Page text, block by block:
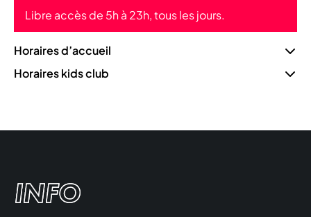
Libre accès de 5h à 23h, tous les jours.
Horaires d’accueil
Horaires kids club
INFO